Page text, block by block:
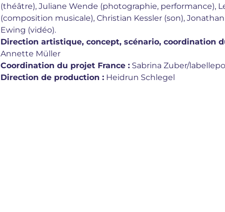
(théâtre), Juliane Wende (photographie, performance),
(composition musicale), Christian Kessler (son),
Ewing (vidéo).
Direction artistique, concept, scénario, coordination
Annette Müller
Coordination du projet France : Sabrina Zuber/
Direction de production : Heidrun Schlegel